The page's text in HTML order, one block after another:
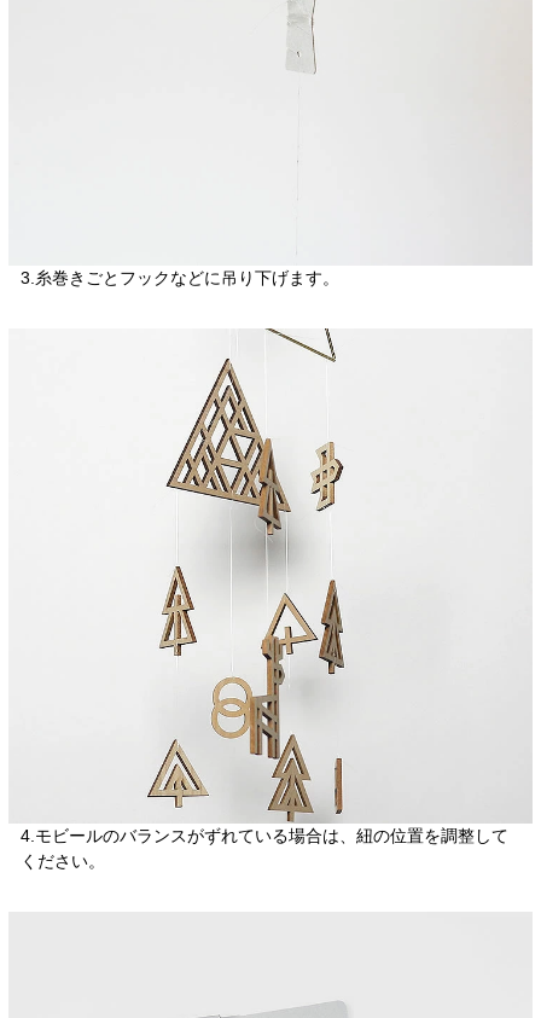
3.糸巻きごとフックなどに吊り下げます。
4.モビールのバランスがずれている場合は、紐の位置を調整して
ください。